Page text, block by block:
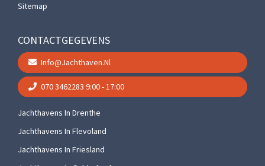
Sitemap
CONTACTGEGEVENS
Info@jachthaven.nl
070 3462283 9:00 - 17:00
Jachthavens In Drenthe
Jachthavens In Flevoland
Jachthavens In Friesland